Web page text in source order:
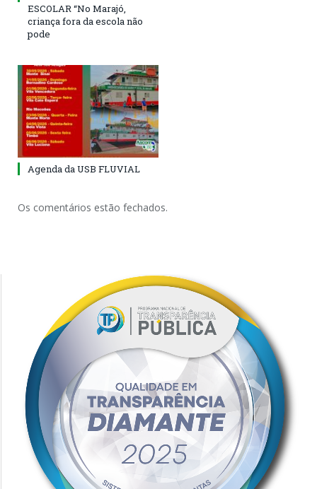
ESCOLAR “No Marajó,
criança fora da escola não
pode
Agenda da USB FLUVIAL
Os comentários estão fechados.